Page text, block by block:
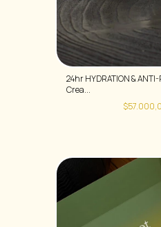
24hr HYDRATION &
Crea...